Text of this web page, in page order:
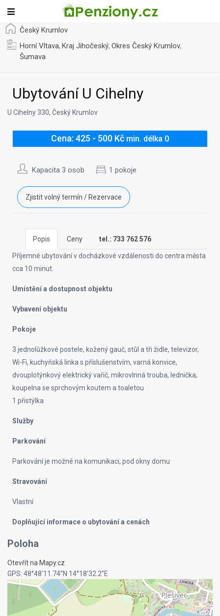
Český Krumlov
Horní Vltava, Kraj Jihočeský, Okres Český Krumlov,
Šumava
Ubytování U Cihelny
U Cihelny 330, Český Krumlov
Cena: 425 - 500 Kč min. délka 0
Kapacita 3 osob 1 pokoje
Zjistit volný termín / Rezervace
Popis Ceny tel.: 733 762 576
Příjemné ubytování v docházkové vzdálenosti do centra města
cca 10 minut.
Umístění a dostupnost objektu
Vybavení objektu
Pokoje
3 jednolůžkové postele, kožený gauč, stůl a tři židle, televizor,
Wi-Fi, kuchyňská linka s příslušenstvím, varná konvice,
dvouplotýnkový elektrický vařič, mikrovlnná trouba, lednička,
koupelna se sprchovým koutem a toaletou
1 přistýlka
Služby
Parkování
Parkování je možné na komunikaci, pod okny domu
Stravování
Vlastní
Doplňující informace o ubytování a cenách
Poloha
Otevřít na Mapy.cz
GPS: 48°48'11.74”N 14°18'32.2”E